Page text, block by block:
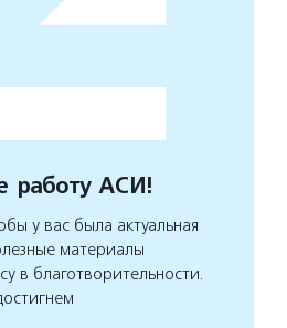
работу АСИ!
у вас была актуальная
материалы
в благотворительности.